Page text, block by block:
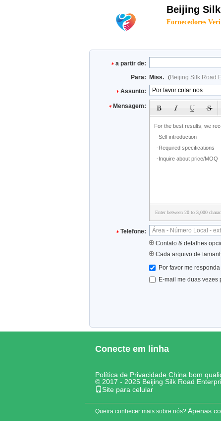
Beijing
Fornecedores
a partir de:
Para: Miss. (Beijing Silk Road
Assunto:
Mensagem:
Enter between 20 to 3,000
Telefone:
Contato & detalhes
Cada arquivo de
Por favor me
E-mail me duas
Conecte em linha
Política de Privacidade China bom
© 2017 - 2025 Beijing Silk Road
Site para celular
Queira conhecer mais sobre nós? Apenas